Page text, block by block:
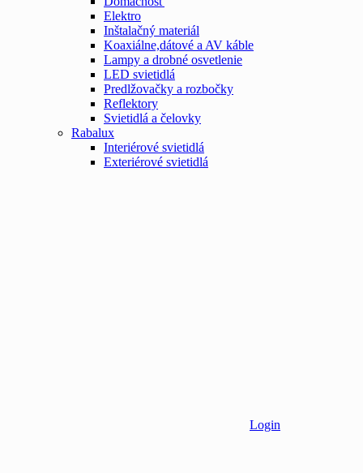
Elektro
Inštalačný materiál
Koaxiálne,dátové a AV káble
Lampy a drobné osvetlenie
LED svietidlá
Predlžovačky a rozbočky
Reflektory
Svietidlá a čelovky
Rabalux
Interiérové svietidlá
Exteriérové svietidlá
Login